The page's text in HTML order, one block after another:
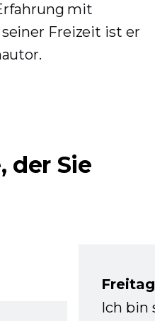
mit
Freizeit ist er
der Sie
Ich bin